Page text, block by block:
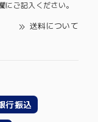
ご記入ください。
送料について
行振込